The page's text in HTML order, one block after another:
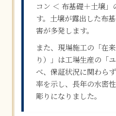
コン ＜ 布基礎＋土壌」
す。土壌が露出した布
害が多発します。
また、現場施工の「在
り）」は工場生産の「
べ、保証状況に関わら
率を示し、長年の水密
彫りになりました。